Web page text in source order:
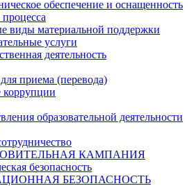
обеспечение и оснащенность
процесса
виды материальной поддержки
услуги
деятельность
приема (перевода)
коррупции
образовательной деятельности
КАМПАНИЯ
безопасность
БЕЗОПАСНОСТЬ